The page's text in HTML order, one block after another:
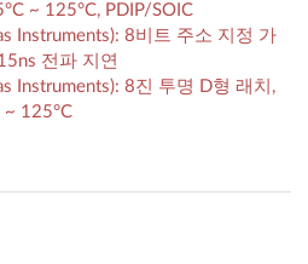
~ 125°C, PDIP/SOIC
Instruments): 8비트 주소 지정 가
전파 지연
Instruments): 8진 투명 D형 래치,
~ 125°C